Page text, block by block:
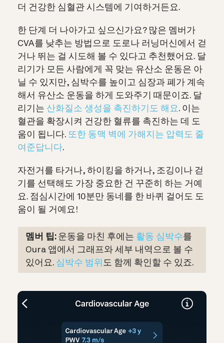
더 건강한 심혈관 시스템에 기여하거든요.
한 단계 더 나아가고 싶으신가요? 많은 멤버가
CVA를 낮추는 방법으로 도로나 러닝머신에서 걷
거나 뛰는 걸 시도해 볼 수 있다고 추천했어요. 달
리기가 모든 사람에게 꼭 맞는 유산소 운동은 아
닐 수 있지만, 심박수를 높이고 심장과 폐가 계속
해서 유산소 운동을 하게 도와주기 때문이죠. 달
리기는 산화질소 생성을 촉진하기도 해요. 이는
혈관을 확장시켜 건강한 혈류를 촉진하는 데 도
움이 됩니다. 또한 동맥 벽에 가해지는 압력도 줄
여준답니다.
자전거를 타거나, 하이킹을 하거나, 조깅이나 걷
기를 선택해도 가장 중요한 건 꾸준히 하는 거예
요. 점심시간에 10분만 동네를 한 바퀴 걸어도 도
움이 될 거예요!
멤버 팁: 운동을 마친 후에는 활동 심박수를
Oura 앱에서 그래프와 세부 내역으로 볼 수
있어요. 심박수 범위 도 함께 확인할 수 있죠.